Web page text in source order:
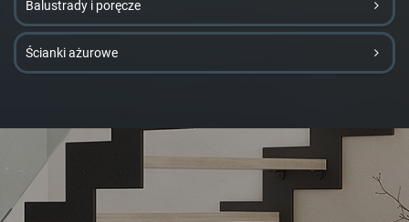
Balustrady i poręcze
Ścianki ażurowe